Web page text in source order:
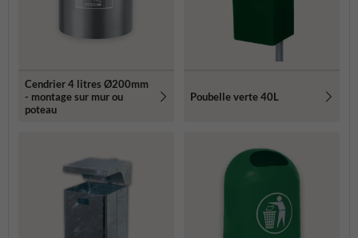
Cendrier 4 litres Ø200mm
- montage sur mur ou
poteau
Poubelle verte 40L